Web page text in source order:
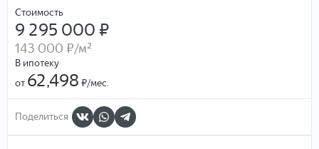
Стоимость
9 295 000 ₽
143 000 ₽/м²
В ипотеку
от 62,498 ₽/мес.
Поделиться